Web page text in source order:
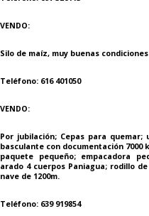
VENDO:
Silo de maíz, muy buenas
Teléfono: 616 401050
VENDO:
Por jubilación; Cepas para
basculante con documentación 7000
paquete pequeño; empacadora
arado 4 cuerpos Paniagua; rodillo
nave de 1200m.
Teléfono: 639 919854